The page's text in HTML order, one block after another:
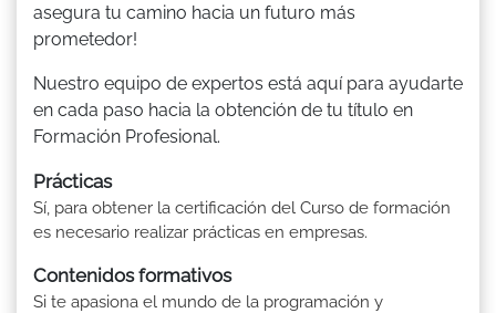
asegura tu camino hacia un futuro más
prometedor!
Nuestro equipo de expertos está aquí para ayudarte
en cada paso hacia la obtención de tu título en
Formación Profesional.
Prácticas
Sí, para obtener la certificación del Curso de formación
es necesario realizar prácticas en empresas.
Contenidos formativos
Si te apasiona el mundo de la programación y